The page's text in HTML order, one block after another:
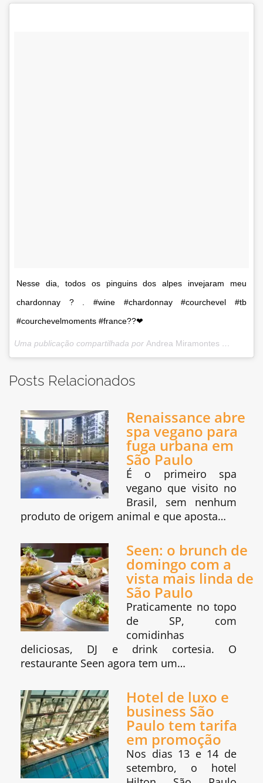
Nesse dia, todos os pinguins dos alpes invejaram meu
chardonnay ? . #wine #chardonnay #courchevel #tb
#courchevelmoments #france??❤
Uma publicação compartilhada por Andrea Miramontes ??
Posts Relacionados
Renaissance abre
spa vegano para
fuga urbana em
São Paulo
É o primeiro spa
vegano que visito no
Brasil, sem nenhum
produto de origem animal e que aposta…
Seen: o brunch de
domingo com a
vista mais linda de
São Paulo
Praticamente no topo
de SP, com
comidinhas
deliciosas, DJ e drink cortesia. O
restaurante Seen agora tem um…
Hotel de luxo e
business São
Paulo tem tarifa
em promoção
Nos dias 13 e 14 de
setembro, o hotel